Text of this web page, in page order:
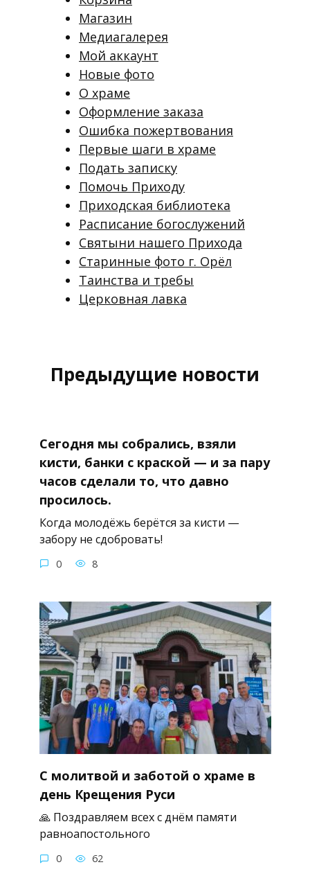
Магазин
Медиагалерея
Мой аккаунт
Новые фото
О храме
Оформление заказа
Ошибка пожертвования
Первые шаги в храме
Подать записку
Помочь Приходу
Приходская библиотека
Расписание богослужений
Святыни нашего Прихода
Старинные фото г. Орёл
Таинства и требы
Церковная лавка
Предыдущие новости
Сегодня мы собрались, взяли
кисти, банки с краской — и за пару
часов сделали то, что давно
просилось.
Когда молодёжь берётся за кисти —
забору не сдобровать!
0 8
С молитвой и заботой о храме в
день Крещения Руси
🙏 Поздравляем всех с днём памяти
равноапостольного
0 62